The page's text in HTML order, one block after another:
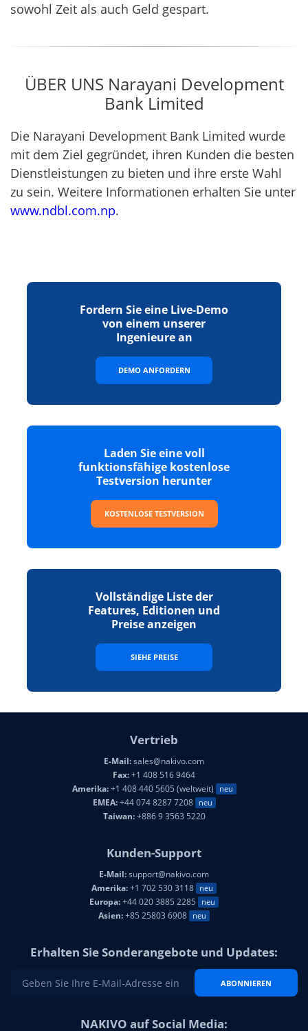
sowohl Zeit als auch Geld gespart.
ÜBER UNS Narayani Development
Bank Limited
Die Narayani Development Bank Limited wurde
mit dem Ziel gegründet, ihren Kunden die besten
Dienstleistungen zu bieten und ihre erste Wahl
zu sein. Weitere Informationen erhalten Sie unter
www.ndbl.com.np.
Fordern Sie eine Live-Demo
von einem unserer
Ingenieure an
DEMO ANFORDERN
Laden Sie eine voll
funktionsfähige kostenlose
Testversion herunter
KOSTENLOSE TESTVERSION
Vollständige Liste der
Features, Editionen und
Preise anzeigen
SIEHE PREISE
Vertrieb
E-Mail:sales@nakivo.com
Fax:+1 408 516 9464
Amerika:+1 408 440 5605 (weltweit) neu
EMEA:+44 074 8287 7208 neu
Taiwan:+886 9 3563 5220
Kunden-Support
E-Mail:support@nakivo.com
Amerika:+1 702 530 3118 neu
Europa:+44 020 3885 2285 neu
Asien:+85 25803 6908 neu
Erhalten Sie Sonderangebote und Updates:
ABONNIEREN
NAKIVO auf Social Media: